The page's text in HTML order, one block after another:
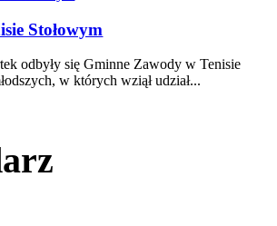
Stołowym
odbyły się Gminne Zawody w Tenisie
w których wziął udział...